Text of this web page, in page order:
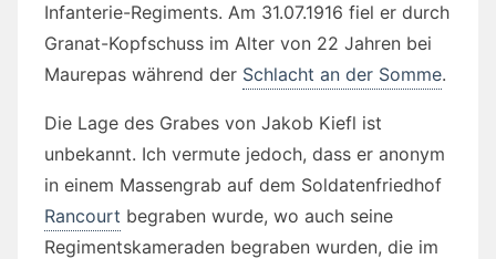
Infanterie-Regiments. Am 31.07.1916 fiel er durch
Granat-Kopfschuss im Alter von 22 Jahren bei
Maurepas während der Schlacht an der Somme.
Die Lage des Grabes von Jakob Kiefl ist
unbekannt. Ich vermute jedoch, dass er anonym
in einem Massengrab auf dem Soldatenfriedhof
Rancourt begraben wurde, wo auch seine
Regimentskameraden begraben wurden, die im